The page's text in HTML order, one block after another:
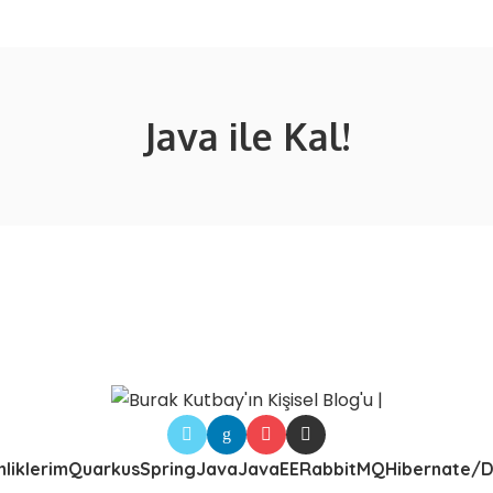
Java ile Kal!
QuarkusSpringJavaJavaEERabbitMQHibernate/